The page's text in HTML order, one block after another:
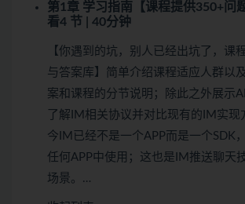
第1章 学习指南【课程提供350+问
看4 节 | 40分钟
【你遇到的坑，别人已经出坑了，课
与答案库】简单介绍课程适应人群以
案和课程的分节说明；除此之外展示
了解IM相关协议并对比现有的IM实现
今IM已经不是一个APP而是一个SDK
任何APP中使用；这也是IM推送聊天
场景。…